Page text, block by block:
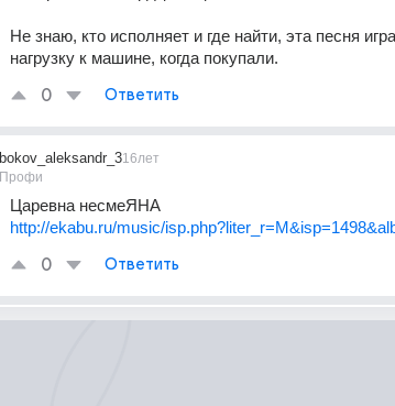
Не знаю, кто исполняет и где найти, эта песня
нагрузку к машине, когда покупали.
0 Ответить
bokov_aleksandr_3
Профи
16лет
Царевна несмеЯНА
http://ekabu.ru/music/
0 Ответить